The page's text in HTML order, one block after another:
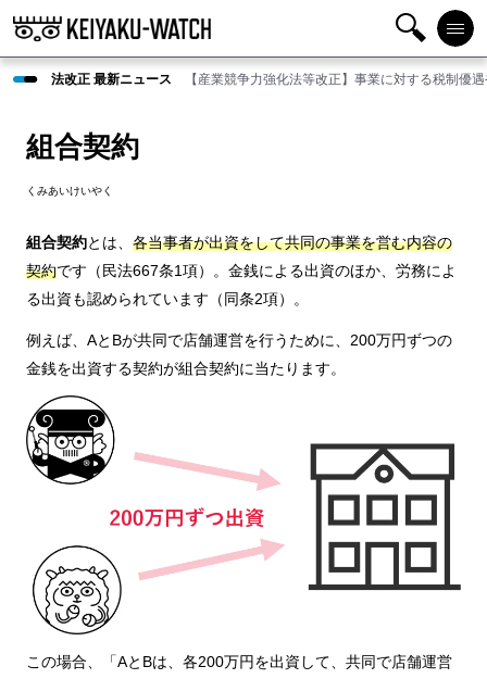
検
索
メニ
ュー
法改正 最新ニュース 【産業競争力強化法等改正】事業に対する税制優
組合契約
くみあいけいやく
組合契約とは、 各当事者が出資をして共同の事業を営む内容の
契約です（民法667条1項）。金銭による出資のほか、労務によ
る出資も認められています（同条2項）。
例えば、AとBが共同で店舗運営を行うために、200万円ずつの
金銭を出資する契約が組合契約に当たります。
この場合、「AとBは、各200万円を出資して、共同で店舗運営